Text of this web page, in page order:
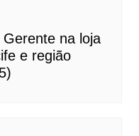
na loja
e região